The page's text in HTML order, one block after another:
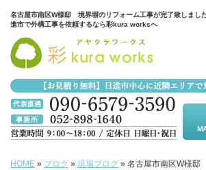
名古屋市南区W様邸 境界塀のリフォーム工事が完了致しまし
進市で外構工事を依頼するなら彩kura worksへ
HOME » ブログ » 現場ブログ » 名古屋市南区W様